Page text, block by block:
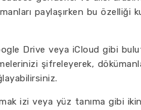
paylaşırken bu özelliği
Drive veya iCloud gibi
şifreleyerek,
izi veya yüz tanıma gibi